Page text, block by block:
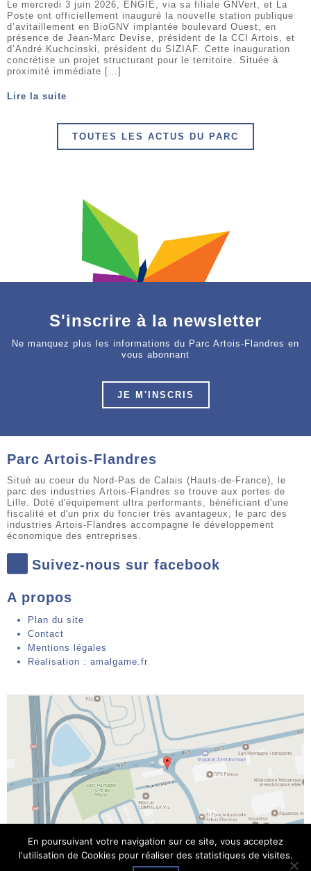
Le mercredi 3 juin 2026, ENGIE, via sa filiale GNVert, et La
Poste ont officiellement inauguré la nouvelle station publique
d’avitaillement en BioGNV implantée boulevard Ouest, en
présence de Jean-Marc Devise, président de la CCI Artois, et
d’André Kuchcinski, président du SIZIAF. Cette inauguration
concrétise un projet structurant pour le territoire. Située à
proximité immédiate […]
Lire la suite
TOUTES LES ACTUS DU PARC
S'inscrire à la newsletter
Ne manquez plus les informations du Parc Artois-Flandres en
vous abonnant
JE M'INSCRIS
Parc Artois-Flandres
Situé au coeur du Nord-Pas de Calais (Hauts-de-France), le
parc des industries Artois-Flandres se trouve aux portes de
Lille. Doté d'équipement ultra performants, bénéficiant d'une
fiscalité et d'un prix du foncier très avantageux, le parc des
industries Artois-Flandres accompagne le développement
économique des entreprises.
Suivez-nous sur facebook
A propos
Plan du site
Contact
Mentions légales
Réalisation : amalgame.fr
En poursuivant votre navigation sur ce site, vous acceptez
l'utilisation de Cookies pour réaliser des statistiques de visites.